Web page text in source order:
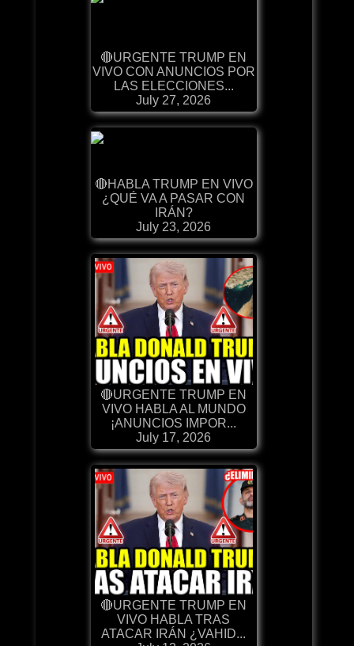
🔴URGENTE TRUMP EN
VIVO CON ANUNCIOS POR
LAS ELECCIONES...
July 27, 2026
🔴HABLA TRUMP EN VIVO
¿QUÉ VA A PASAR CON
IRÁN?
July 23, 2026
🔴URGENTE TRUMP EN
VIVO HABLA AL MUNDO
¡ANUNCIOS IMPOR...
July 17, 2026
🔴URGENTE TRUMP EN
VIVO HABLA TRAS
ATACAR IRÁN ¿VAHID...